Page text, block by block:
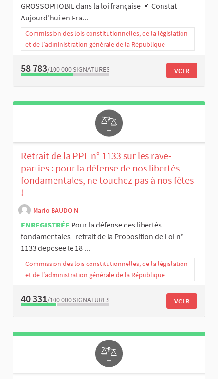
GROSSOPHOBIE dans la loi française 📌 Constat
Aujourd’hui en Fra...
Commission des lois constitutionnelles, de la législation
et de l’administration générale de la République
58 783/100 000 SIGNATURES VOIR
Retrait de la PPL n° 1133 sur les rave-
parties : pour la défense de nos libertés
fondamentales, ne touchez pas à nos fêtes
!
Mario BAUDOIN
ENREGISTRÉE Pour la défense des libertés
fondamentales : retrait de la Proposition de Loi n°
1133 déposée le 18 ...
Commission des lois constitutionnelles, de la législation
et de l’administration générale de la République
40 331/100 000 SIGNATURES VOIR